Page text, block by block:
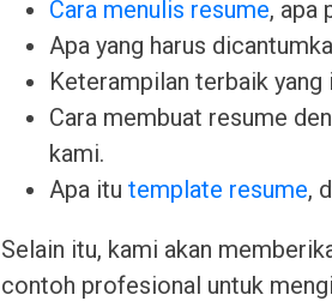
Cara menulis resume, apa
Apa yang harus
Keterampilan terbaik
Cara membuat resume
kami.
Apa itutemplate resume,
Selain itu, kami akan
contoh profesional untuk